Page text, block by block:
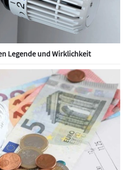
Legende und Wirklichkeit